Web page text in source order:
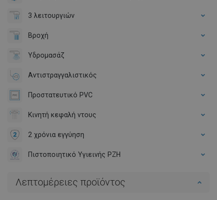
3 λειτουργιών
Βροχή
Υδρομασάζ
Αντιστραγγαλιστικός
Προστατευτικό PVC
Κινητή κεφαλή ντους
2 χρόνια εγγύηση
Πιστοποιητικό Υγιεινής PZH
Λεπτομέρειες προϊόντος